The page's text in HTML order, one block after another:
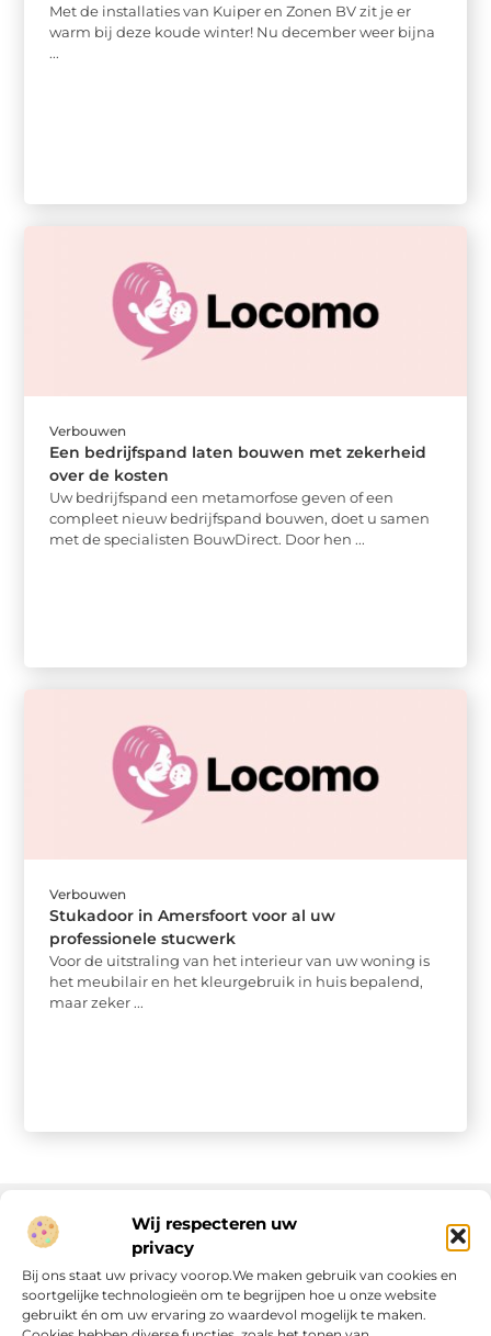
Wij respecteren uw
privacy
Bij ons staat uw privacy voorop.We maken gebruik van cookies en
soortgelijke technologieën om te begrijpen hoe u onze website
gebruikt én om uw ervaring zo waardevol mogelijk te maken.
Met de installaties van Kuiper en Zonen BV zit je er
warm bij deze koude winter! Nu december weer bijna
...
Verbouwen
Een bedrijfspand laten bouwen met zekerheid
over de kosten
Uw bedrijfspand een metamorfose geven of een
compleet nieuw bedrijfspand bouwen, doet u samen
met de specialisten BouwDirect. Door hen ...
Verbouwen
Stukadoor in Amersfoort voor al uw
professionele stucwerk
Voor de uitstraling van het interieur van uw woning is
het meubilair en het kleurgebruik in huis bepalend,
maar zeker ...
Onze informatie